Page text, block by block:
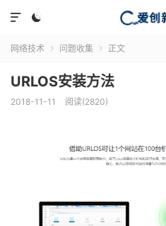


网络技术  问题收集  正文
URLOS安装方法
2018-11-11 阅读(2820)